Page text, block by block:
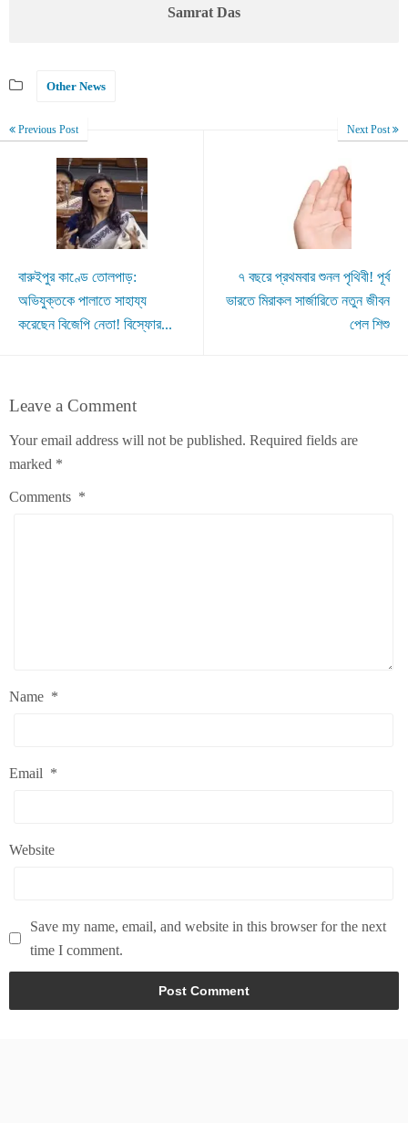
Samrat Das
Other News
Previous Post
বারুইপুর কাণ্ডে তোলপাড়:
অভিযুক্তকে পালাতে সাহায্য
করেছেন বিজেপি নেতা! বিস্ফোর...
Next Post
৭ বছরে প্রথমবার শুনল পৃথিবী! পূর্ব
ভারতে মিরাকল সার্জারিতে নতুন জীবন
পেল শিশু
Leave a Comment
Your email address will not be published. Required fields are
marked *
Comments *
Name *
Email *
Website
Save my name, email, and website in this browser for the next
time I comment.